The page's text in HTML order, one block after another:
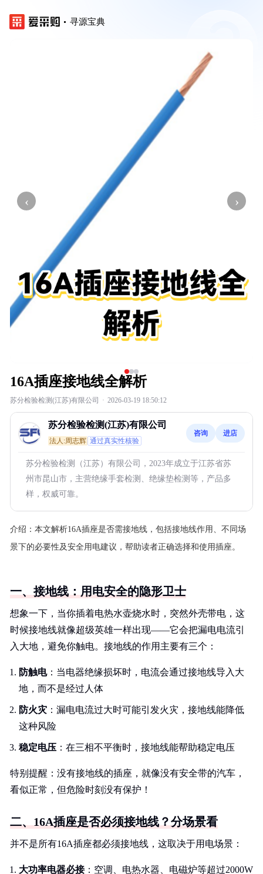
寻源宝典
‹ ›
16A插座接地线全解析
苏分检验检测(江苏)有限公司 · 2026-03-19 18:50:12
苏分检验检测(江苏)有限公司
法人:周志辉 通过真实性核验
咨询 进店
苏分检验检测（江苏）有限公司，2023年成立于江苏省苏
州市昆山市，主营绝缘手套检测、绝缘垫检测等，产品多
样，权威可靠。
介绍： 本文解析16A插座是否需接地线，包括接地线作用、不同场
景下的必要性及安全用电建议，帮助读者正确选择和使用插座。
一、接地线：用电安全的隐形卫士
想象一下，当你插着电热水壶烧水时，突然外壳带电，这
时候接地线就像超级英雄一样出现——它会把漏电电流引
入大地，避免你触电。接地线的作用主要有三个：
防触电：当电器绝缘损坏时，电流会通过接地线导入大
地，而不是经过人体
防火灾 ：漏电电流过大时可能引发火灾，接地线能降低
这种风险
稳定电压 ：在三相不平衡时，接地线能帮助稳定电压
特别提醒：没有接地线的插座，就像没有安全带的汽车，
看似正常，但危险时刻没有保护！
二、16A插座是否必须接地线？分场景看
并不是所有16A插座都必须接地线，这取决于用电场景：
大功率电器必接：空调、电热水器、电磁炉等超过2000W